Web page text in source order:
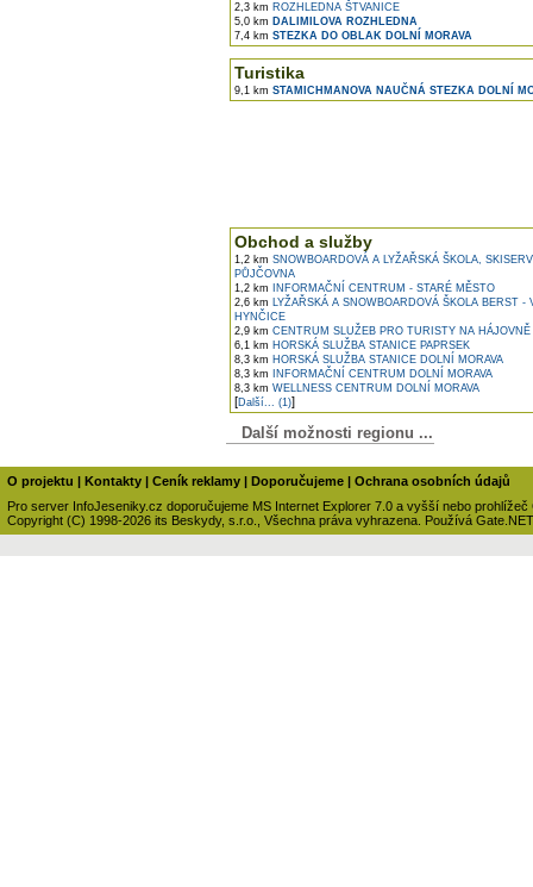
2,3 km ROZHLEDNA ŠTVANICE
5,0 km DALIMILOVA ROZHLEDNA
7,4 km STEZKA DO OBLAK DOLNÍ MORAVA
Turistika
9,1 km STAMICHMANOVA NAUČNÁ STEZKA DOLNÍ
Obchod a služby
1,2 km SNOWBOARDOVÁ A LYŽAŘSKÁ ŠKOLA,
PŮJČOVNA
1,2 km INFORMAČNÍ CENTRUM - STARÉ MĚSTO
2,6 km LYŽAŘSKÁ A SNOWBOARDOVÁ ŠKOLA BERST -
HYNČICE
2,9 km CENTRUM SLUŽEB PRO TURISTY NA HÁJOVNĚ
6,1 km HORSKÁ SLUŽBA STANICE PAPRSEK
8,3 km HORSKÁ SLUŽBA STANICE DOLNÍ MORAVA
8,3 km INFORMAČNÍ CENTRUM DOLNÍ MORAVA
8,3 km WELLNESS CENTRUM DOLNÍ MORAVA
[Další... (1)]
Další možnosti regionu ...
O projektu | Kontakty | Ceník reklamy | Doporučujeme | Ochrana osobních údajů
Pro server InfoJeseniky.cz doporučujeme MS Internet Explorer 7.0 a vyšší nebo prohlížeč
Copyright (C) 1998-2026 its Beskydy, s.r.o., Všechna práva vyhrazena. Používá